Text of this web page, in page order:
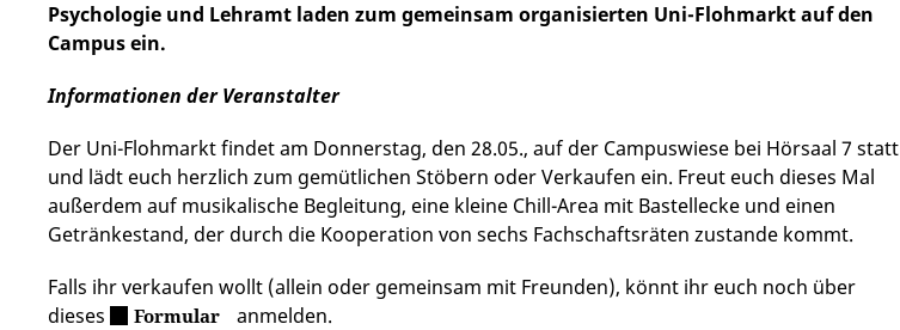
Psychologie und Lehramt laden zum gemeinsam organisierten Uni-Flohmarkt auf den
Campus ein.
Informationen der Veranstalter
Der Uni-Flohmarkt findet am Donnerstag, den 28.05., auf der Campuswiese bei Hörsaal 7 statt
und lädt euch herzlich zum gemütlichen Stöbern oder Verkaufen ein. Freut euch dieses Mal
außerdem auf musikalische Begleitung, eine kleine Chill-Area mit Bastellecke und einen
Getränkestand, der durch die Kooperation von sechs Fachschaftsräten zustande kommt.
Falls ihr verkaufen wollt (allein oder gemeinsam mit Freunden), könnt ihr euch noch über
dieses
Formular anmelden.